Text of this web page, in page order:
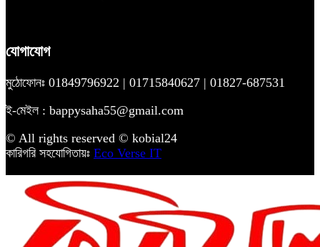
যোগাযোগ
মুঠোফোনঃ 01849796922 | 01715840627 | 01827-687531
ই-মেইল : bappysaha55@gmail.com
© All rights reserved © kobial24
কারিগরি সহযোগিতায়ঃ Eco Verse IT